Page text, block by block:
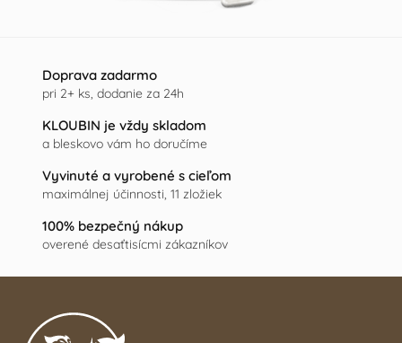
Doprava zadarmo
pri 2+ ks, dodanie za 24h
KLOUBIN je vždy skladom
a bleskovo vám ho doručíme
Vyvinuté a vyrobené s cieľom
maximálnej účinnosti, 11 zložiek
100% bezpečný nákup
overené desaťtisícmi zákazníkov